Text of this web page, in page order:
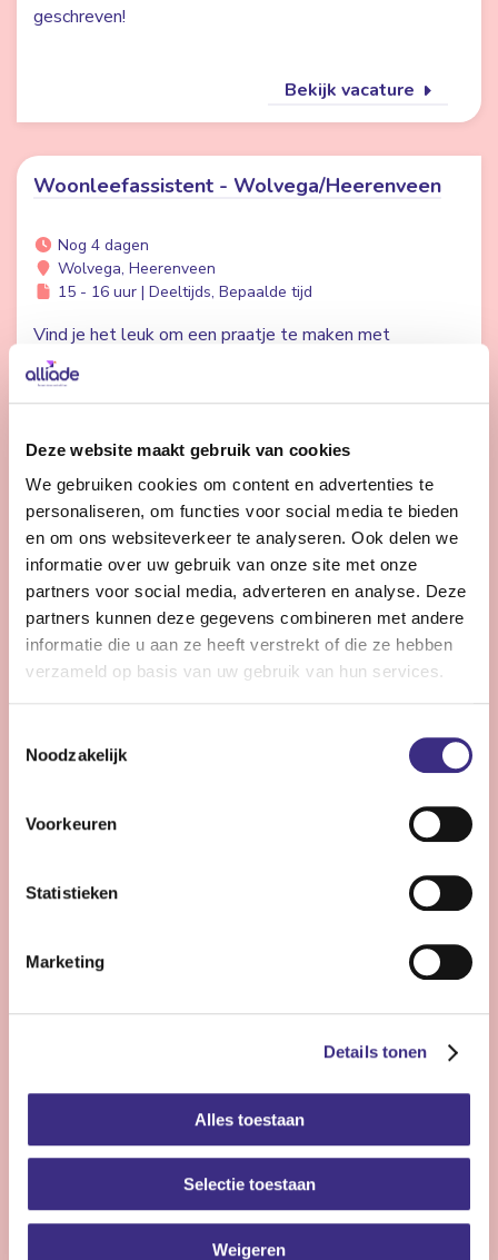
Deze website maakt gebruik van cookies
We gebruiken cookies om content en advertenties te
personaliseren, om functies voor social media te bieden
en om ons websiteverkeer te analyseren. Ook delen we
informatie over uw gebruik van onze site met onze
partners voor social media, adverteren en analyse. Deze
partners kunnen deze gegevens combineren met andere
informatie die u aan ze heeft verstrekt of die ze hebben
verzameld op basis van uw gebruik van hun services.
Noodzakelijk
Voorkeuren
Statistieken
Marketing
Details tonen
Alles toestaan
Selectie toestaan
Weigeren
geschreven!
Bekijk vacature
Woonleefassistent - Wolvega/Heerenveen
Nog 4 dagen
Wolvega, Heerenveen
15 - 16 uur | Deeltijds, Bepaalde tijd
Vind je het leuk om een praatje te maken met
bewoners en ze een fijne dag te bezorgen? Dan
zoeken wij jou.
Persoonlijk begeleider - Buitenpost
Nog 3 dagen
Buitenpost
24 - 26 uur | Voltijds, Onbepaalde tijd
energie krijgt van ontwikkeling, vernieuwing en het
begeleiden van cliënten naar een zo goed mogelijk
Bekijk vacature
Externe vacature bij Byzonder: Projectleider
Bekijk vacature